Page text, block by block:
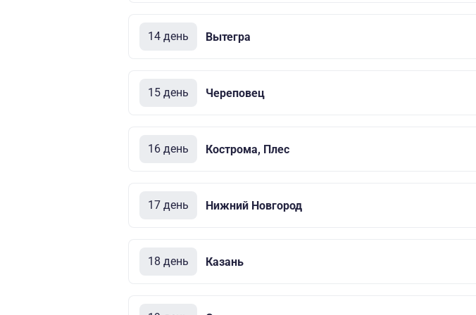
14 день Вытегра
15 день Череповец
16 день Кострома, Плес
17 день Нижний Новгород
18 день Казань